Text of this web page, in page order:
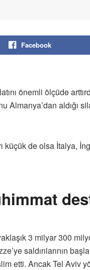
Facebook
önemli ölçüde
Almanya’dan aldığı
küçük de olsa İtalya,
3 milyar 300
saldırılarının
etti. Ancak Tel Aviv